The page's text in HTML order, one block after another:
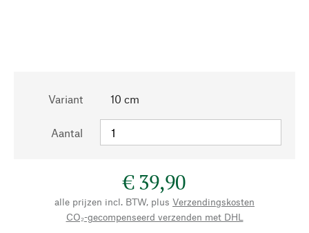
Variant 10 cm
Aantal
€ 39,90
alle prijzen incl. BTW, plus Verzendingskosten
CO₂-gecompenseerd verzenden met DHL